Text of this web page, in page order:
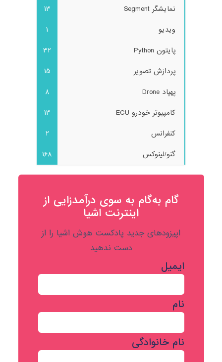
نمایشگر Segment
13
ویدیو
1
پایتون Python
32
پردازش تصویر
15
پهپاد Drone
8
کامپیوتر خودرو ECU
13
کنفرانس
2
گنو/لینوکس
168
گام به‌گام به‌ سوی درآمدزایی از
اینترنت اشیا
اپیزودهای جدید پادکست هوش اشیا را از
دست ندهید
ایمیل
نام
نام خانوادگی